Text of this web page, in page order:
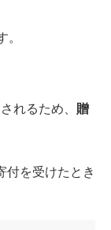
れるため、 贈
付を受けたとき